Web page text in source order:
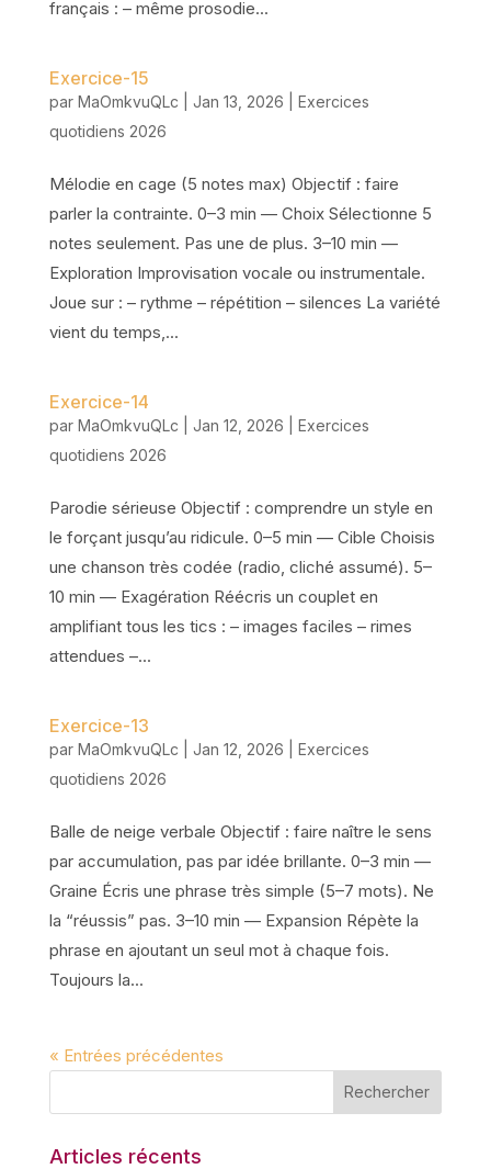
français : – même prosodie...
Exercice-15
par MaOmkvuQLc Jan 13, 2026
Exercices
quotidiens 2026
Mélodie en cage (5 notes max) Objectif : faire
parler la contrainte. 0–3 min — Choix Sélectionne 5
notes seulement. Pas une de plus. 3–10 min —
Exploration Improvisation vocale ou instrumentale.
Joue sur : – rythme – répétition – silences La variété
vient du temps,...
Exercice-14
par MaOmkvuQLc Jan 12, 2026
Exercices
quotidiens 2026
Parodie sérieuse Objectif : comprendre un style en
le forçant jusqu’au ridicule. 0–5 min — Cible Choisis
une chanson très codée (radio, cliché assumé). 5–
10 min — Exagération Réécris un couplet en
amplifiant tous les tics : – images faciles – rimes
attendues –...
Exercice-13
par MaOmkvuQLc Jan 12, 2026
Exercices
quotidiens 2026
Balle de neige verbale Objectif : faire naître le sens
par accumulation, pas par idée brillante. 0–3 min —
Graine Écris une phrase très simple (5–7 mots). Ne
la “réussis” pas. 3–10 min — Expansion Répète la
phrase en ajoutant un seul mot à chaque fois.
Toujours la...
« Entrées précédentes
Articles récents